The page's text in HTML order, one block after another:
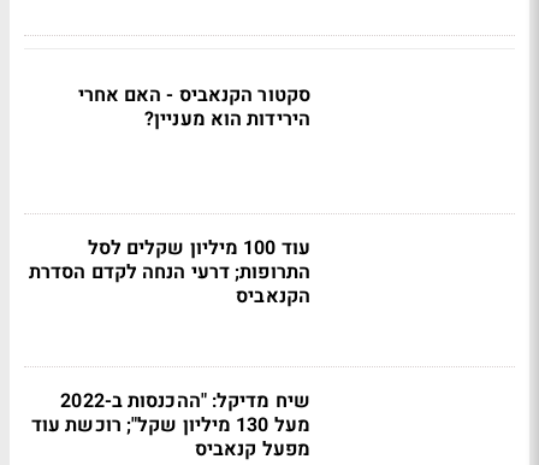
סקטור הקנאביס - האם אחרי
הירידות הוא מעניין?
עוד 100 מיליון שקלים לסל
התרופות; דרעי הנחה לקדם הסדרת
הקנאביס
שיח מדיקל: "ההכנסות ב-2022
מעל 130 מיליון שקל"; רוכשת עוד
מפעל קנאביס